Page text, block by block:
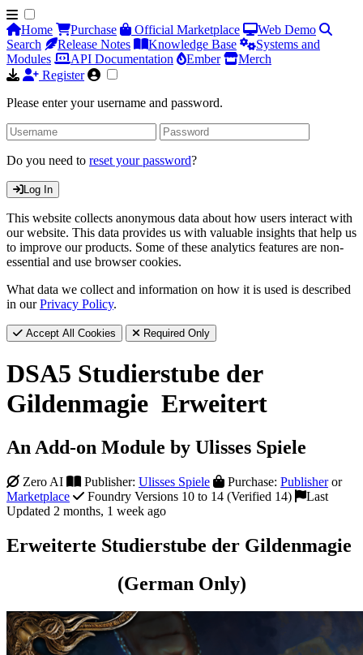
Home Purchase Official Marketplace
Web Demo
Search
Release Notes Knowledge Base
Systems and
Modules
API Documentation Ember
Merch
Register
Please enter your username and password.
Do you need to reset your password?
Log In
This website collects anonymous data about how users interact with
our website. This data provides us with valuable insights that help us
to improve our products. Some of these analytics features are non-
essential and use browser cookies.
What data we collect and information on how it is used is described
in ourPrivacy Policy.
Accept All Cookies Required Only
DSA5 Studierstube der
Gildenmagie Erweitert
An Add-on Module by Ulisses Spiele
Zero AI Publisher: Ulisses Spiele Purchase: Publisheror
Marketplace
Foundry Versions 10 to 14 (Verified 14)
Last
Updated 2 months, 1 week ago
Erweiterte Studierstube der Gildenmagie
(German Only)